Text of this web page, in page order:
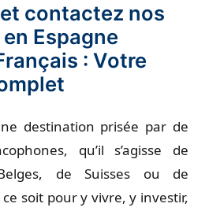
contactez nos
Espagne
: Votre
destination prisée par de
qu’il s’agisse de
de Suisses ou de
soit pour y vivre, y investir,